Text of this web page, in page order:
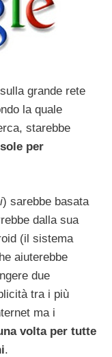
grande rete
la quale
starebbe
per
) sarebbe basata
dalla sua
(il sistema
aiuterebbe
due
tra i più
ma i
volta per tutte
.